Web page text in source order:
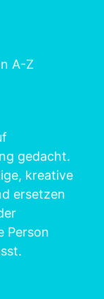
A-Z
gedacht.
kreative
ersetzen
Person